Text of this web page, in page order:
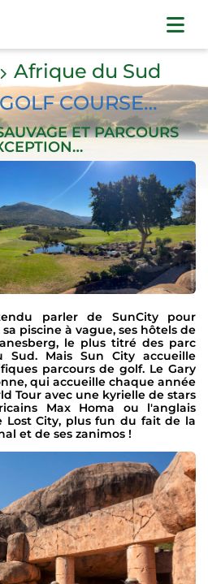
Afrique du Sud
COURSE…
ET PARCOURS
parler de SunCity pour
piscine à vague, ses hôtels de
le plus titré des parc
Sud. Mais Sun City accueille
parcours de golf. Le Gary
qui accueille chaque année
Tour avec une kyrielle de stars
Max Homa ou l'anglais
Lost City, plus fun du fait de la
et de ses zanimos !